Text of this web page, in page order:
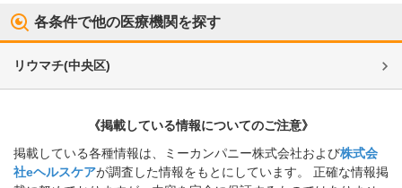
各条件で他の医療機関を探す
リウマチ(中央区)
《掲載している情報についてのご注意》
掲載している各種情報は、ミーカンパニー株式会社および株式会
社eヘルスケアが調査した情報をもとにしています。 正確な情報掲